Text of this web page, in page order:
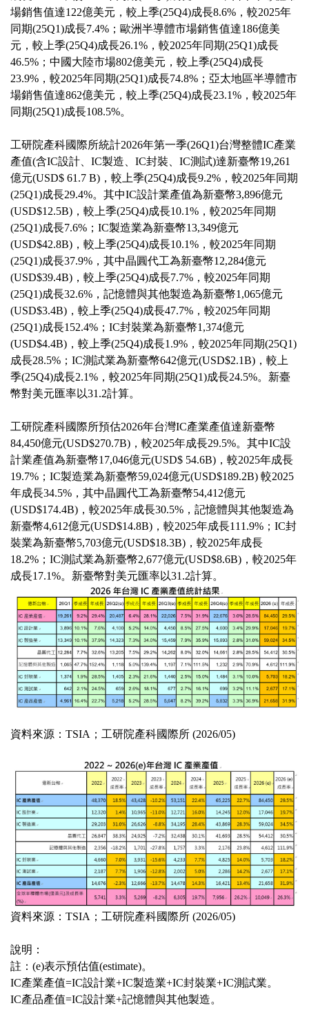
場銷售值達122億美元，較上季(25Q4)成長8.6%，較2025年
同期(25Q1)成長7.4%；歐洲半導體市場銷售值達186億美
元，較上季(25Q4)成長26.1%，較2025年同期(25Q1)成長
46.5%；中國大陸市場802億美元，較上季(25Q4)成長
23.9%，較2025年同期(25Q1)成長74.8%；亞太地區半導體市
場銷售值達862億美元，較上季(25Q4)成長23.1%，較2025年
同期(25Q1)成長108.5%。
工研院產科國際所統計2026年第一季(26Q1)台灣整體IC產業
產值(含IC設計、IC製造、IC封裝、IC測試)達新臺幣19,261
億元(USD$ 61.7 B)，較上季(25Q4)成長9.2%，較2025年同期
(25Q1)成長29.4%。其中IC設計業產值為新臺幣3,896億元
(USD$12.5B)，較上季(25Q4)成長10.1%，較2025年同期
(25Q1)成長7.6%；IC製造業為新臺幣13,349億元
(USD$42.8B)，較上季(25Q4)成長10.1%，較2025年同期
(25Q1)成長37.9%，其中晶圓代工為新臺幣12,284億元
(USD$39.4B)，較上季(25Q4)成長7.7%，較2025年同期
(25Q1)成長32.6%，記憶體與其他製造為新臺幣1,065億元
(USD$3.4B)，較上季(25Q4)成長47.7%，較2025年同期
(25Q1)成長152.4%；IC封裝業為新臺幣1,374億元
(USD$4.4B)，較上季(25Q4)成長1.9%，較2025年同期(25Q1)
成長28.5%；IC測試業為新臺幣642億元(USD$2.1B)，較上
季(25Q4)成長2.1%，較2025年同期(25Q1)成長24.5%。新臺
幣對美元匯率以31.2計算。
工研院產科國際所預估2026年台灣IC產業產值達新臺幣
84,450億元(USD$270.7B)，較2025年成長29.5%。其中IC設
計業產值為新臺幣17,046億元(USD$ 54.6B)，較2025年成長
19.7%；IC製造業為新臺幣59,024億元(USD$189.2B) 較2025
年成長34.5%，其中晶圓代工為新臺幣54,412億元
(USD$174.4B)，較2025年成長30.5%，記憶體與其他製造為
新臺幣4,612億元(USD$14.8B)，較2025年成長111.9%；IC封
裝業為新臺幣5,703億元(USD$18.3B)，較2025年成長
18.2%；IC測試業為新臺幣2,677億元(USD$8.6B)，較2025年
成長17.1%。新臺幣對美元匯率以31.2計算。
資料來源：TSIA；工研院產科國際所 (2026/05)
資料來源：TSIA；工研院產科國際所 (2026/05)
說明：
註：(e)表示預估值(estimate)。
IC產業產值=IC設計業+IC製造業+IC封裝業+IC測試業。
IC產品產值=IC設計業+記憶體與其他製造。